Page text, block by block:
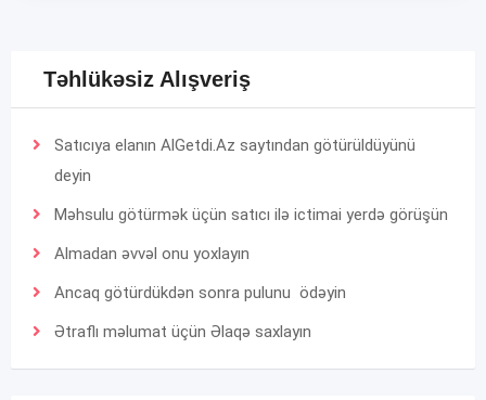
Təhlükəsiz Alışveriş
Satıcıya elanın AlGetdi.Az saytından götürüldüyünü
deyin
Məhsulu götürmək üçün satıcı ilə ictimai yerdə görüşün
Almadan əvvəl onu yoxlayın
Ancaq götürdükdən sonra pulunu ödəyin
Ətraflı məlumat üçün Əlaqə saxlayın